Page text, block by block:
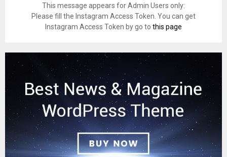
This message appears for Admin Users only:
Please fill the Instagram Access Token. You can get
Instagram Access Token by go to this page